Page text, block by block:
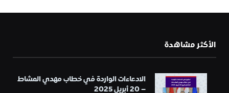
الأكثر مشاهدة
الادعاءات الواردة في خطاب مهدي المشاط
– 20 أبريل 2025